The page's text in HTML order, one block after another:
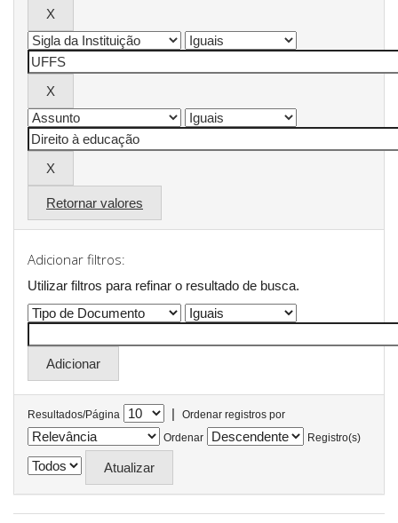
Retornar valores
Adicionar filtros:
Utilizar filtros para refinar o resultado de busca.
Resultados/Página |
Ordenar registros por
Ordenar
Registro(s)